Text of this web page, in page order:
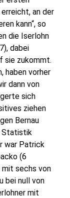
an der
kann“, so
die Iserlohn
dabei
sie zukommt.
haben vorher
dann von
sich
ziehen
Bernau
Statistik
war Patrick
(6
mit sechs von
bei null von
mit